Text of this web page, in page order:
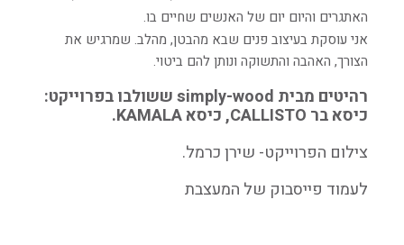
האתגרים והיום יום של האנשים שחיים בו.
אני עוסקת בעיצוב פנים שבא מהבטן, מהלב. שמרגיש את
הצורך, האהבה והתשוקה ונותן להם ביטוי.
רהיטים מבית simply-wood ששולבו בפרוייקט:
כיסא בר CALLISTO, כיסא KAMALA.
צילום הפרוייקט- שירן כרמל.
לעמוד פייסבוק של המעצבת